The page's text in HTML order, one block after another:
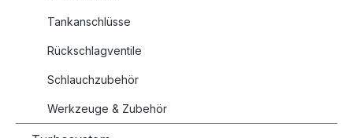
Tankanschlüsse
Rückschlagventile
Schlauchzubehör
Werkzeuge & Zubehör